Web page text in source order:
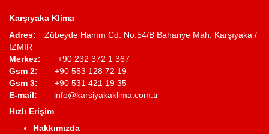
Karşıyaka Klima
Adres: Zübeyde Hanım Cd. No:54/B Bahariye Mah. Karşıyaka /
İZMİR
Merkez: +90 232 372 1 367
Gsm 2: +90 553 128 72 19
Gsm 3: +90 531 421 19 35
E-mail: info@karsiyakaklima.com.tr
Hızlı Erişim
Hakkımızda